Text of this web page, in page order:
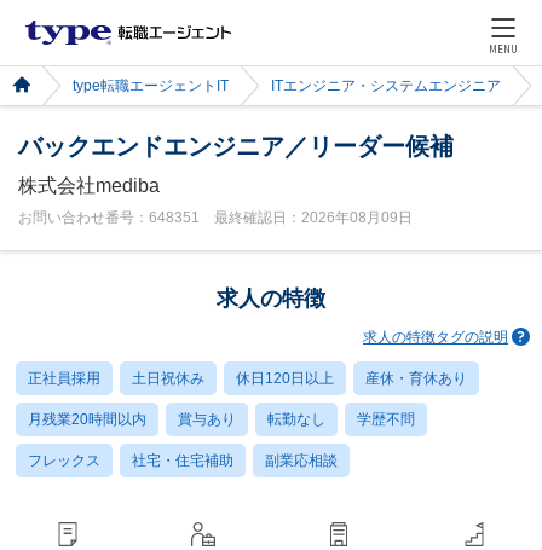
MENU
type転職エージェントIT ITエンジニア・システムエンジニア
バックエンドエンジニア／リーダー候補
株式会社mediba
お問い合わせ番号：648351 最終確認日：2026年08月09日
求人の特徴
求人の特徴タグの説明
正社員採用 土日祝休み 休日120日以上 産休・育休あり
月残業20時間以内 賞与あり 転勤なし 学歴不問
フレックス 社宅・住宅補助 副業応相談